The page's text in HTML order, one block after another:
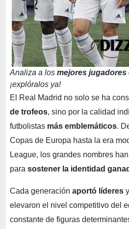
Analiza a los mejores jugadores
¡explóralos ya!
El Real Madrid no solo se ha
de trofeos, sino por la calidad
futbolistas más emblemáticos.
Copas de Europa hasta la era
League, los grandes nombres
para sostener la identidad
Cada generación aportó líderes
elevaron el nivel competitivo del
constante de figuras